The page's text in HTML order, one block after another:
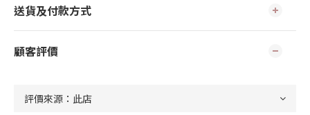
送貨及付款方式
顧客評價